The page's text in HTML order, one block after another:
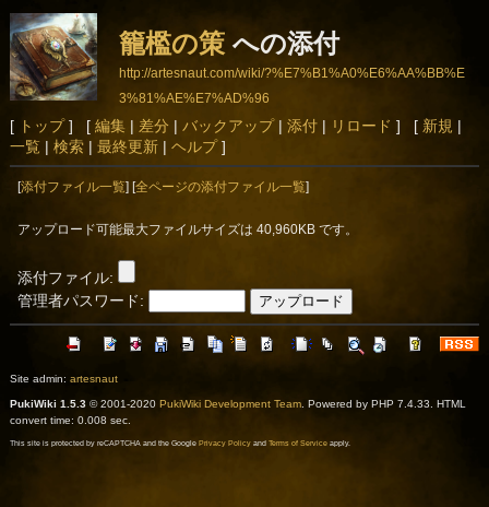
籠檻の策への添付
http://artesnaut.com/wiki/?%E7%B1%A0%E6%AA%BB%E
3%81%AE%E7%AD%96
[ トップ] [ 編集| 差分 | バックアップ| 添付| リロード ] [ 新規 |
一覧| 検索| 最終更新| ヘルプ]
[添付ファイル一覧 ] [全ページの添付ファイル一覧
アップロード可能最大ファイルサイズは 40,960KB です。
添付ファイル:
管理者パスワード:
Site admin: artesnaut
PukiWiki 1.5.3© 2001-2020 PukiWiki Development Team. Powered by PHP 7.4.33. HTML
convert time: 0.008 sec.
This site is protected by reCAPTCHA and the Google Privacy Policyand Terms of Serviceapply.